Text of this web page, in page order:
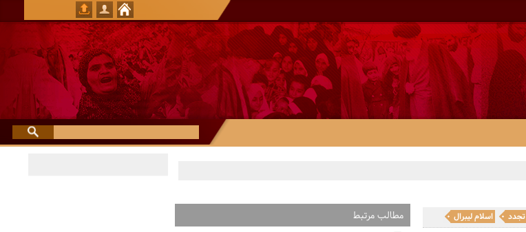
مطالب مرتبط تجدد اسلام لیبرال